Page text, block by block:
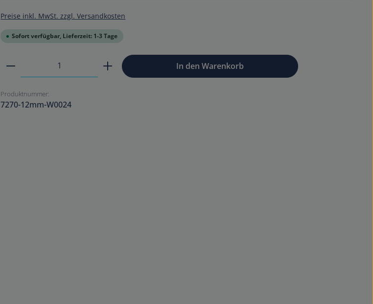
Preise inkl. MwSt. zzgl. Versandkosten
Sofort verfügbar, Lieferzeit: 1-3 Tage
Produkt Anzahl: Gib den gewünschten Wert ein oder benutze
In den Warenkorb
Produktnummer:
7270-12mm-W0024